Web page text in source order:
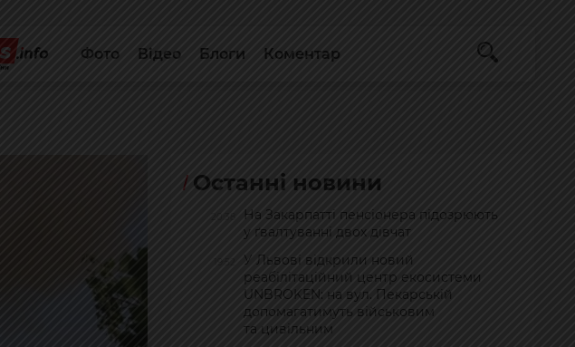
Фото Відео Блоги Коментар
Останні новини
На Закарпатті пенсіонера підозрюють
у ґвалтуванні двох дівчат
У Львові відкрили новий
реабілітаційний центр екосистеми
UNBROKEN: на вул. Пекарській
допомагатимуть військовим
та цивільним